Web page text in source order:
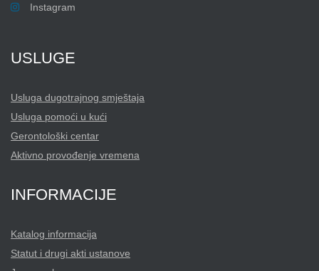
Instagram
USLUGE
Usluga dugotrajnog smještaja
Usluga pomoći u kući
Gerontološki centar
Aktivno provođenje vremena
INFORMACIJE
Katalog informacija
Statut i drugi akti ustanove